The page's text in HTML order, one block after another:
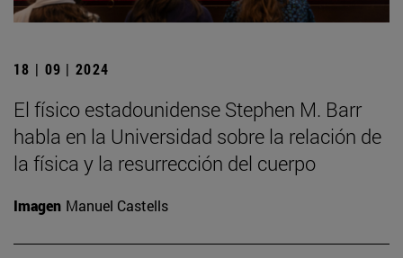
18 | 09 | 2024
El físico estadounidense Stephen M. Barr
habla en la Universidad sobre la relación de
la física y la resurrección del cuerpo
Imagen Manuel Castells